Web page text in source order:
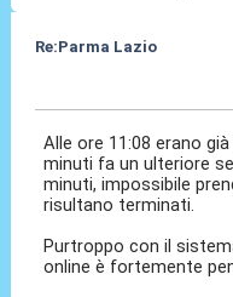
Re:Parma Lazio
Alle ore 11:08 erano
minuti fa un ulteriore
minuti, impossibile
risultano terminati.
Purtroppo con il
online è fortemente